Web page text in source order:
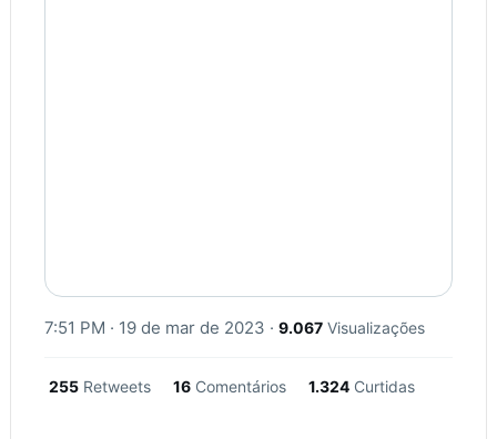
7:51 PM · 19 de mar de 2023 · 9.067 Visualizações
255 Retweets 16 Comentários 1.324 Curtidas